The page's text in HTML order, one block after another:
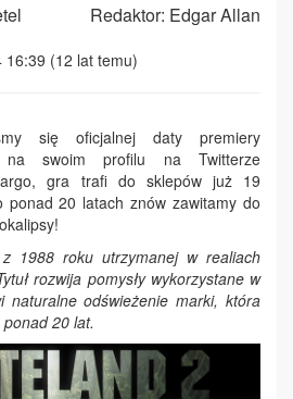
Redaktor: Edgar Allan
16:39 (12 lat temu)
się oficjalnej daty premiery
swoim profilu na Twitterze
gra trafi do sklepów już 19
ponad 20 latach znów zawitamy do
1988 roku utrzymanej w realiach
rozwija pomysły wykorzystane w
naturalne odświeżenie marki, która
20 lat.